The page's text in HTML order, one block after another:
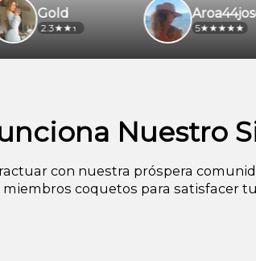
Aroa44josevi
Nuestro
con nuestra próspera
coquetos para satisfacer